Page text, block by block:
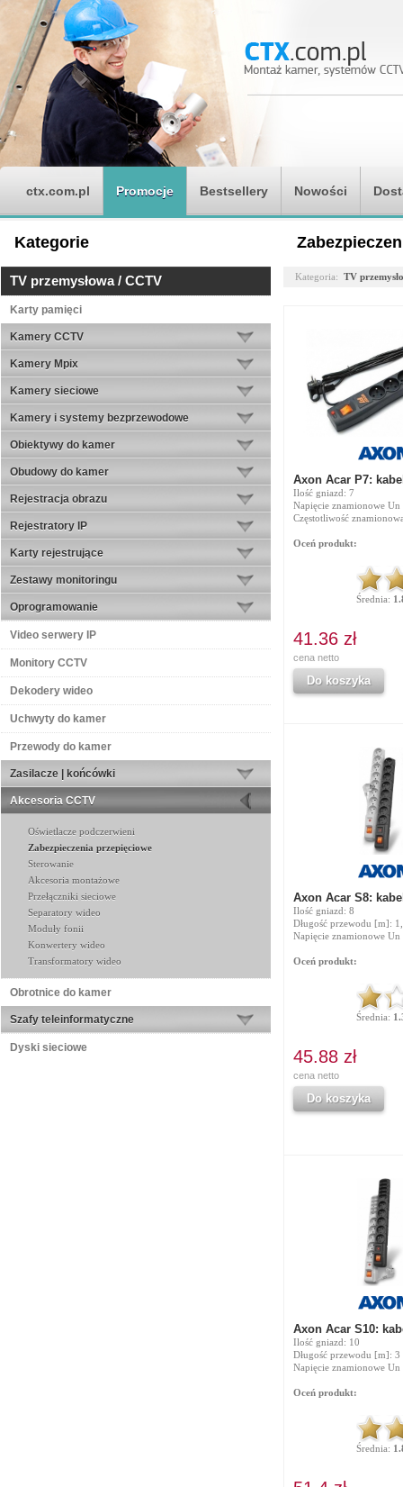
ctx.com.pl Promocje Bestsellery Nowości
Kategorie
TV przemysłowa / CCTV
Karty pamięci
Kamery CCTV
Kamery Mpix
Kamery sieciowe
Kamery i systemy bezprzewodowe
Obiektywy do kamer
Obudowy do kamer
Rejestracja obrazu
Rejestratory IP
Karty rejestrujące
Zestawy monitoringu
Oprogramowanie
Video serwery IP
Monitory CCTV
Dekodery wideo
Uchwyty do kamer
Przewody do kamer
Zasilacze | końcówki
Akcesoria CCTV
Oświetlacze podczerwieni
Zabezpieczenia przepięciowe
Sterowanie
Akcesoria montażowe
Przełączniki sieciowe
Separatory wideo
Moduły fonii
Konwertery wideo
Transformatory wideo
Obrotnice do kamer
Szafy teleinformatyczne
Dyski sieciowe
Kategoria: TV
Axon Acar P7:
Ilość gniazd: 7
Napięcie znamionowe
Częstotliwość
Oceń produkt:
Średnia:
41.36 zł
cena netto
Do koszyka
Axon Acar S8:
Ilość gniazd: 8
Długość przewodu [m]:
Napięcie znamionowe
Oceń produkt:
Średnia:
45.88 zł
cena netto
Do koszyka
Axon Acar S10:
Ilość gniazd: 10
Długość przewodu [m]: 3
Napięcie znamionowe
Oceń produkt:
Średnia: